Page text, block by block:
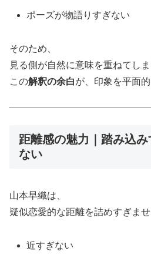
ポーズが物語りすぎない
そのため、
見る側が自然に意味を重ねてしま
この解釈の余白が、印象を平面的
距離感の魅力｜踏み込
ない
山本早織は、
疑似恋愛的な距離を詰めすぎませ
近すぎない